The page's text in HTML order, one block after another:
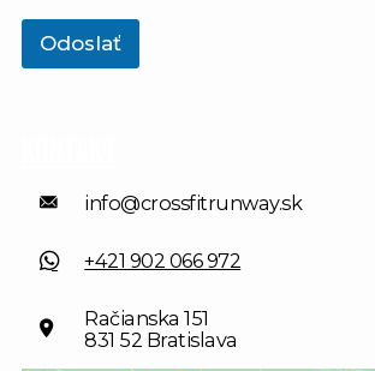
Odoslať
info@crossfitrunway.sk
+421 902 066 972
Račianska 151
831 52 Bratislava